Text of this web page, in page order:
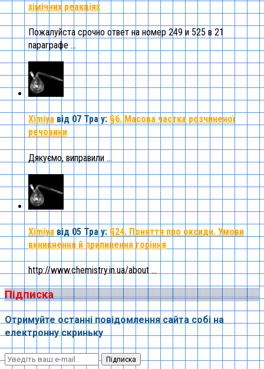
хімічних реакціях
Пожалуйста срочно ответ на номер 249 и 525 в 21
параграфе ...
Ximiya від 07 Тра у: §6. Масова частка розчиненої
речовини
Дякуємо, виправили ...
Ximiya від 05 Тра у: §24. Поняття про оксиди. Умови
виникнення й припинення горіння
http://www.chemistry.in.ua/about ...
Підписка
Отримуйте останні повідомлення сайта собі на
електронну скриньку
Підписка